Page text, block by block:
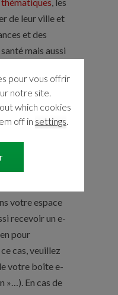
de leur ville et
et des
mais aussi
dans la langue
objectif,
sont
votre espace
recevoir un e-
pour
cas, veuillez
votre boîte e-
»…). En cas de
pour vous offrir
notre site.
which cookies
off in settings